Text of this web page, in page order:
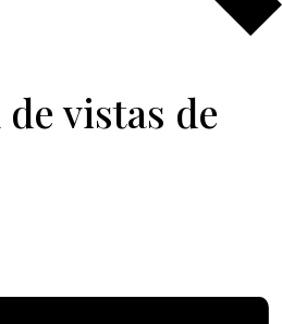
vistas de